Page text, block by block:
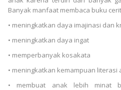
Banyak manfaat membaca buku
• meningkatkan daya imajinasi dan
• meningkatkan daya ingat
• memperbanyak kosakata
• meningkatkan kemampuan literasi
• membuat anak lebih minat